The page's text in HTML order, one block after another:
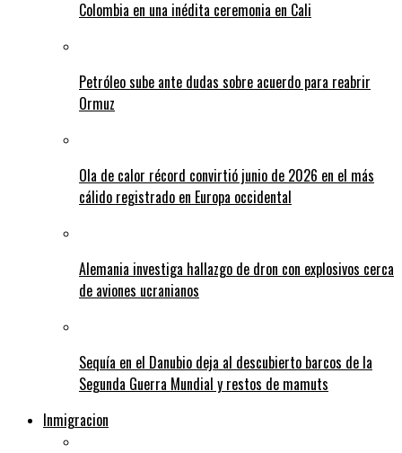
Colombia en una inédita ceremonia en Cali
Petróleo sube ante dudas sobre acuerdo para reabrir
Ormuz
Ola de calor récord convirtió junio de 2026 en el más
cálido registrado en Europa occidental
Alemania investiga hallazgo de dron con explosivos cerca
de aviones ucranianos
Sequía en el Danubio deja al descubierto barcos de la
Segunda Guerra Mundial y restos de mamuts
Inmigracion